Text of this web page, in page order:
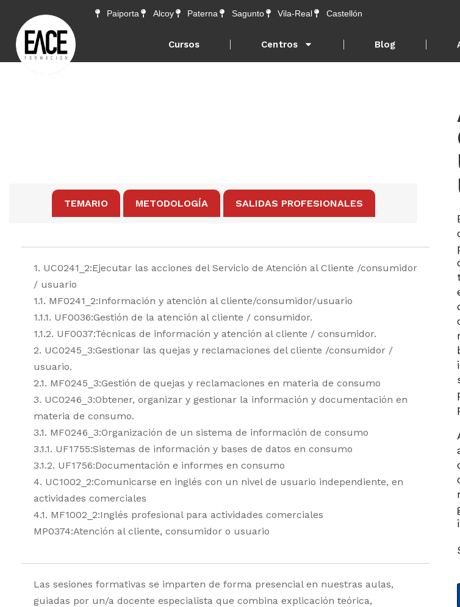
Paiporta Alcoy Paterna Sagunto Vila-Real Castellón
Cursos Centros Blog
TEMARIO METODOLOGÍA SALIDAS PROFESIONALES
1. UC0241_2:Ejecutar las acciones del Servicio de Atención al Cliente /consumidor
/ usuario
1.1. MF0241_2:Información y atención al cliente/consumidor/usuario
1.1.1. UF0036:Gestión de la atención al cliente / consumidor.
1.1.2. UF0037:Técnicas de información y atención al cliente / consumidor.
2. UC0245_3:Gestionar las quejas y reclamaciones del cliente /consumidor /
usuario.
2.1. MF0245_3:Gestión de quejas y reclamaciones en materia de consumo
3. UC0246_3:Obtener, organizar y gestionar la información y documentación en
materia de consumo.
3.1. MF0246_3:Organización de un sistema de información de consumo
3.1.1. UF1755:Sistemas de información y bases de datos en consumo
3.1.2. UF1756:Documentación e informes en consumo
4. UC1002_2:Comunicarse en inglés con un nivel de usuario independiente, en
actividades comerciales
4.1. MF1002_2:Inglés profesional para actividades comerciales
MP0374:Atención al cliente, consumidor o usuario
Las sesiones formativas se imparten de forma presencial en nuestras aulas,
guiadas por un/a docente especialista que combina explicación teórica,